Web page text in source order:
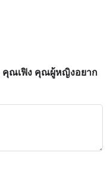
คุณเฟิง คุณผู้หญิงอยาก